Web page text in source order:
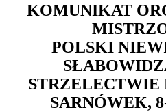
KOMUNIKAT
POLSKI
STRZELECTWIE
SARNÓWEK,